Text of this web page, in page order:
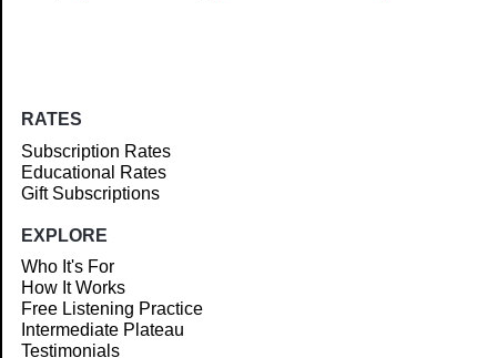
RATES
Subscription Rates
Educational Rates
Gift Subscriptions
EXPLORE
Who It's For
How It Works
Free Listening Practice
Intermediate Plateau
Testimonials